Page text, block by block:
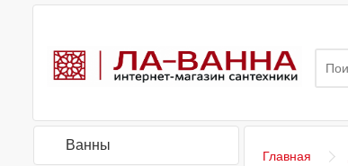
Ванны
Главная